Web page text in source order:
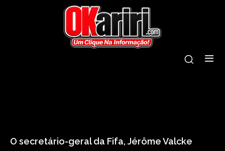
fifa hospitalizado
jérôme valcke rio de janeiro
O secretário-geral da Fifa, Jérôme Valcke